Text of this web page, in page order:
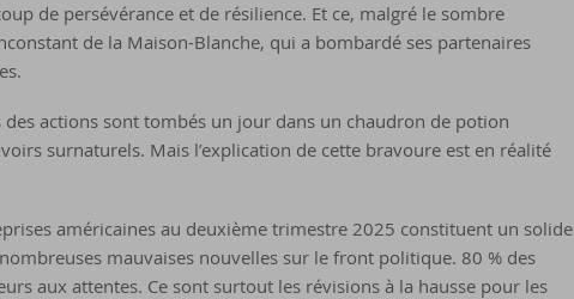
de persévérance et de résilience. Et ce, malgré le sombre
de la Maison-Blanche, qui a bombardé ses partenaires
actions sont tombés un jour dans un chaudron de potion
surnaturels. Mais l’explication de cette bravoure est en réalité
américaines au deuxième trimestre 2025 constituent un solide
mauvaises nouvelles sur le front politique. 80 % des
aux attentes. Ce sont surtout les révisions à la hausse pour les